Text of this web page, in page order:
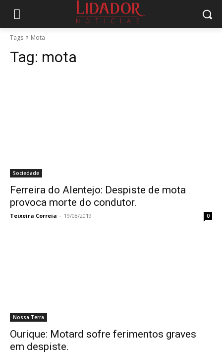
Tags Mota
Tag: mota
Sociedade
Ferreira do Alentejo: Despiste de mota
provoca morte do condutor.
Teixeira Correia - 19/08/2019 0
Nossa Terra
Ourique: Motard sofre ferimentos graves
em despiste.